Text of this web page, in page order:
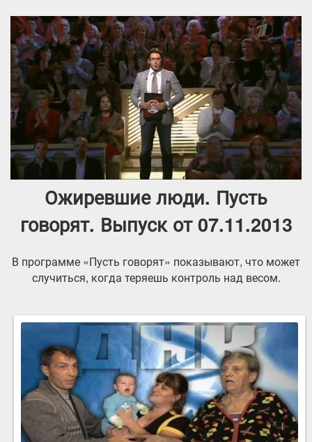
Ожиревшие люди. Пусть
говорят. Выпуск от 07.11.2013
В программе «Пусть говорят» показывают, что может
случиться, когда теряешь контроль над весом.